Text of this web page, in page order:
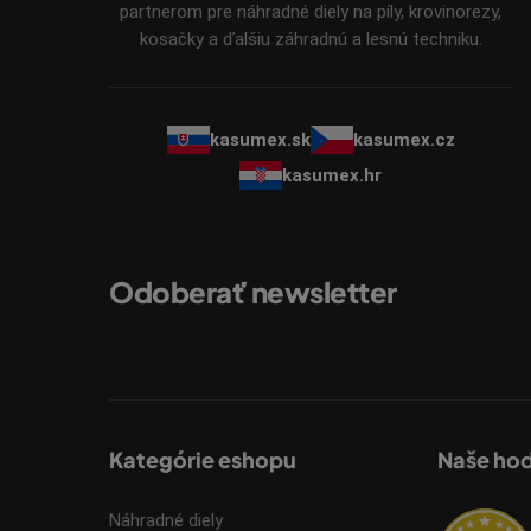
partnerom pre náhradné diely na píly, krovinorezy,
kosačky a ďalšiu záhradnú a lesnú techniku.
kasumex.sk
kasumex.cz
kasumex.hr
Kategórie eshopu
Náhradné diely
Naše
Odoberať newsletter